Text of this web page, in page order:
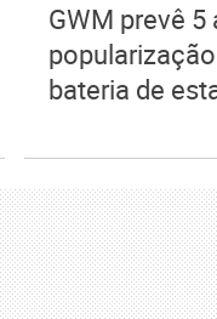
GWM prevê 5
bateria de